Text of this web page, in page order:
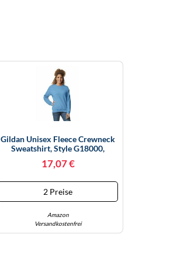
Gildan Unisex Fleece Crewneck
Sweatshirt, Style G18000,
Carolina Blue (1er-Pack), X-
17,07 €
2 Preise
Amazon
Versandkostenfrei